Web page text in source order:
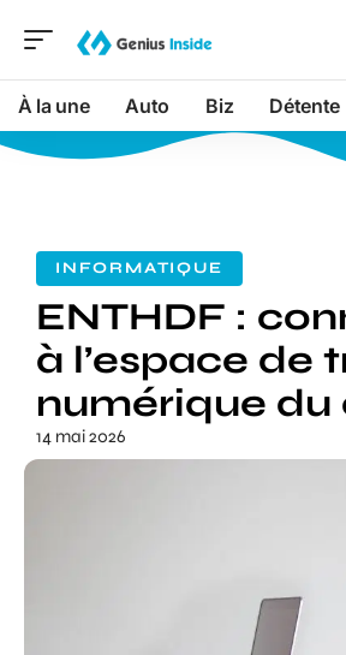
À la une Auto Biz Détente
INFORMATIQUE
ENTHDF :
à l’espace de
numérique du
14 mai 2026